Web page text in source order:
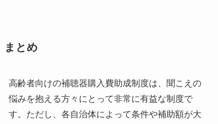
まとめ
高齢者向けの補聴器購入費助成制度は、聞こえの
悩みを抱える方々にとって非常に有益な制度で
す。ただし、各自治体によって条件や補助額が大